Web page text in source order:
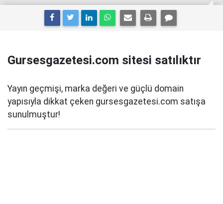
Gursesgazetesi.com sitesi satılıktır
Yayın geçmişi, marka değeri ve güçlü domain
yapısıyla dikkat çeken gursesgazetesi.com satışa
sunulmuştur!